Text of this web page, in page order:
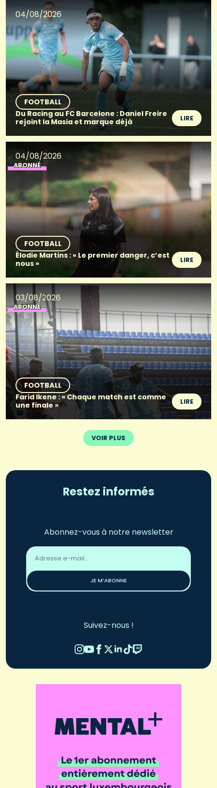
04/08/2026
FOOTBALL
Du Racing au FC Barcelone : Daniel Freire
rejoint la Masia et marque déjà
LIRE
04/08/2026
ABONNÉ
FOOTBALL
Élodie Martins : « Le premier danger, c’est
nous »
LIRE
03/08/2026
ABONNÉ
FOOTBALL
Farid Ikene : « Chaque match est comme
une finale »
LIRE
VOIR PLUS
Restez informés
Abonnez-vous à notre newsletter
Adresse
email
JE M’ABONNE
Suivez-nous !